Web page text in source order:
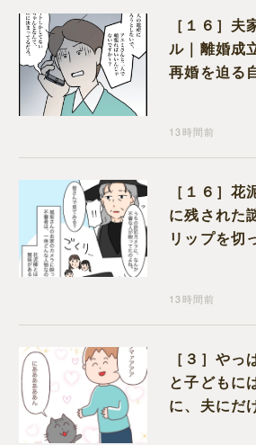
［１６］
ル｜離婚成
再婚を迫る
13時間前
［１６］花
に残された
リップを切
る証拠に
13時間前
［３］や
と子どもに
に、夫にだ